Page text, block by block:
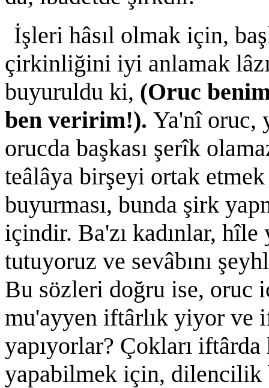
İşleri hâsıl olmak için,
çirkinliğini iyi anlamak
buyuruldu ki, (Oruc
ben veririm!). Ya'nî oruc,
orucda başkası şerîk
teâlâya birşeyi ortak
buyurması, bunda şirk
içindir. Ba'zı kadınlar,
tutuyoruz ve sevâbını
Bu sözleri doğru ise, oruc
mu'ayyen iftârlık yiyor ve
yapıyorlar? Çokları
yapabilmek için, dilencilik